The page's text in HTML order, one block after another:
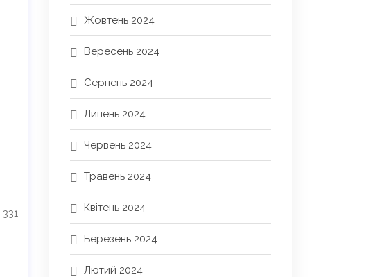
331
Жовтень 2024
Вересень 2024
Серпень 2024
Липень 2024
Червень 2024
Травень 2024
Квітень 2024
Березень 2024
Лютий 2024